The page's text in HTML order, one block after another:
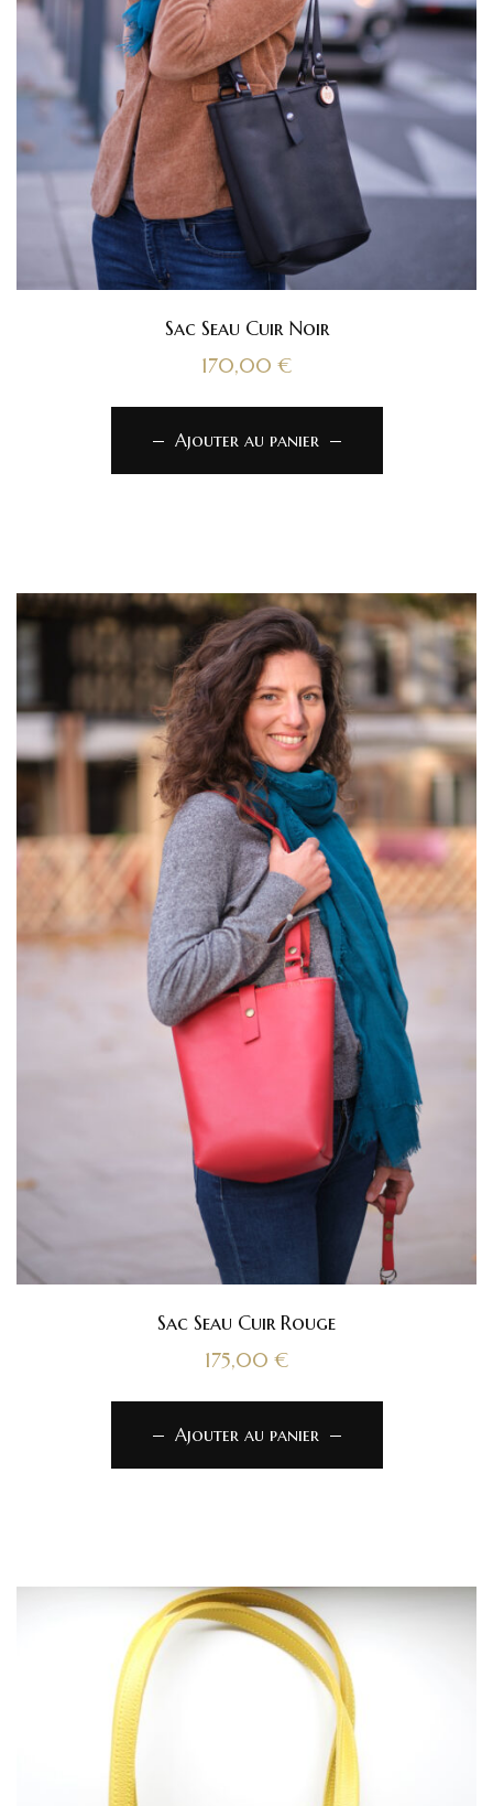
Sac Seau Cuir Noir
170,00 €
Ajouter au panier
Sac Seau Cuir Rouge
175,00 €
Ajouter au panier